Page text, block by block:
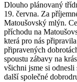
Dlouho plánovaný
19. června. Za
Matoušovský mlýn.
příchodu na
která pro nás
připravených
spoustu zábavy na
všichni jsme si odnesli
další společné